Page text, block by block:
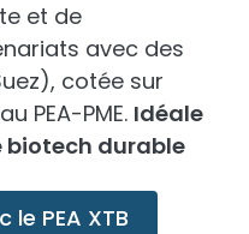
et de
avec des
cotée sur
PEA-PME. Idéale
biotech durable
le PEA XTB